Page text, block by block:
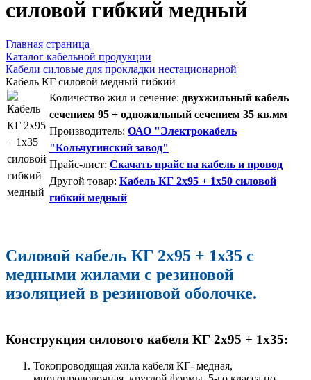
силовой гибкий медный
Главная страница
Каталог кабельной продукции
Кабели силовые для прокладки нестационарной
Кабель КГ силовой медный гибкий
Количество жил и сечение: двухжильный кабель
сечением 95 + одножильный сечением 35 кв.мм
Производитель: ОАО "Электрокабель
"Кольчугинский завод"
Прайс-лист: Скачать прайс на кабель и провод
Другой товар: Кабель КГ 2x95 + 1x50 силовой
гибкий медный
Силовой кабель КГ 2x95 + 1x35 с
медными жилами с резиновой
изоляцией в резиновой оболочке.
Конструкция силового кабеля КГ 2x95 + 1x35:
Токопроводящая жила кабеля КГ- медная,